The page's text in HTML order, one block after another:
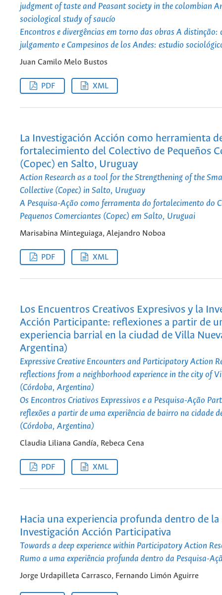
judgment of taste and Peasant society in the colombian
sociological study of saucío
Encontros e divergências em torno das obras A
julgamento e Campesinos de los Andes: estudio
Juan Camilo Melo Bustos
PDF XML
La Investigación Acción como herramienta
fortalecimiento del Colectivo de Pequeños
(Copec) en Salto, Uruguay
Action Research as a tool for the Strengthening of the
Collective (Copec) in Salto, Uruguay
A Pesquisa-Ação como ferramenta do fortalecimento do
Pequenos Comerciantes (Copec) em Salto, Uruguai
Marisabina Minteguiaga, Alejandro Noboa
PDF XML
Los Encuentros Creativos Expresivos y la
Acción Participante: reflexiones a partir de
experiencia barrial en la ciudad de Villa
Argentina)
Expressive Creative Encounters and Participatory Action
reflections from a neighborhood experience in the city of
(Córdoba, Argentina)
Os Encontros Criativos Expressivos e a Pesquisa-Ação
reflexões a partir de uma experiência de bairro na cidade
(Córdoba, Argentina)
Claudia Liliana Gandía, Rebeca Cena
PDF XML
Hacia una experiencia profunda dentro de la
Investigación Acción Participativa
Towards a deep experience within Participatory Action
Rumo a uma experiência profunda dentro da Pesquisa-
Jorge Urdapilleta Carrasco, Fernando Limón Aguirre